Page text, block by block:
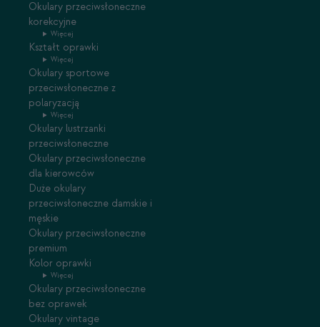
Okulary przeciwsłoneczne
korekcyjne
Więcej
Kształt oprawki
Więcej
Okulary sportowe
przeciwsłoneczne z
polaryzacją
Więcej
Okulary lustrzanki
przeciwsłoneczne
Okulary przeciwsłoneczne
dla kierowców
Duże okulary
przeciwsłoneczne damskie i
męskie
Okulary przeciwsłoneczne
premium
Kolor oprawki
Więcej
Okulary przeciwsłoneczne
bez oprawek
Okulary vintage